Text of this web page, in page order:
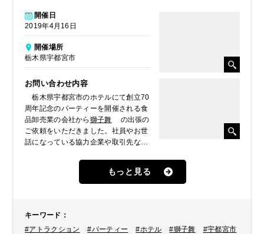
開催日
2019年4月16日
開催場所
栃木県宇都宮市
お問い合わせ内容
栃木県宇都宮市のホテルにて創立70
周年記念のパーティーを開催される食
品卸売業の会社から 獅子舞
の出張の
ご依頼をいただきました。社員やお世
話になっている協力企業や取引先など
い催し物、獅子舞に盛り上げてもらい
もっと見る
キーワード ：
#アトラクション
#パーティー #ホテル #獅子舞
#宇都宮市